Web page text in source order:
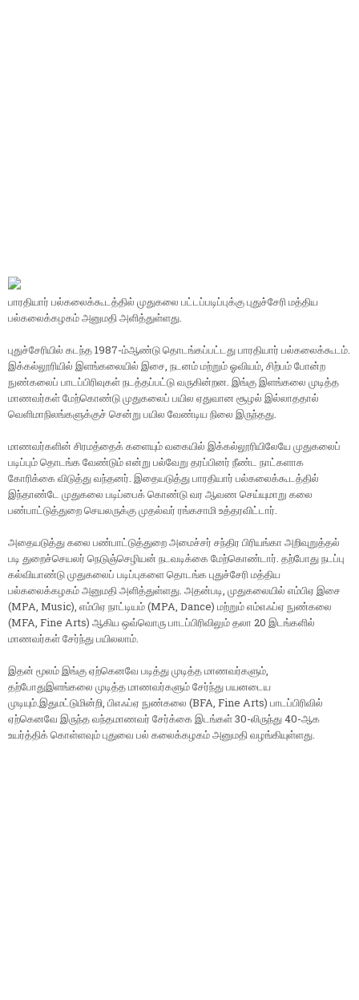
பாரதியார் பல்கலைக்கூடத்தில் முதுகலை பட்டப்படிப்புக்கு புதுச்சேரி மத்திய
பல்கலைக்கழகம் அனுமதி அளித்துள்ளது.
புதுச்சேரியில் கடந்த 1987-ம்ஆண்டு தொடங்கப்பட்டது பாரதியார் பல்கலைக்கூடம்.
இக்கல்லூரியில் இளங்கலையில் இசை, நடனம் மற்றும் ஓவியம், சிற்பம் போன்ற
நுண்கலைப் பாடப்பிரிவுகள் நடத்தப்பட்டு வருகின்றன. இங்கு இளங்கலை முடித்த
மாணவர்கள் மேற்கொண்டு முதுகலைப் பயில ஏதுவான சூழல் இல்லாததால்
வெளிமாநிலங்களுக்குச் சென்று பயில வேண்டிய நிலை இருந்தது.
மாணவர்களின் சிரமத்தைக் களையும் வகையில் இக்கல்லூரியிலேயே முதுகலைப்
படிப்பும் தொடங்க வேண்டும் என்று பல்வேறு தரப்பினர் நீண்ட நாட்களாக
கோரிக்கை விடுத்து வந்தனர். இதையடுத்து பாரதியார் பல்கலைக்கூடத்தில்
இந்தாண்டே முதுகலை படிப்பைக் கொண்டு வர ஆவண செய்யுமாறு கலை
பண்பாட்டுத்துறை செயலருக்கு முதல்வர் ரங்கசாமி உத்தரவிட்டார்.
அதையடுத்து கலை பண்பாட்டுத்துறை அமைச்சர் சந்திர பிரியங்கா அறிவுறுத்தல்
படி துறைச்செயலர் நெடுஞ்செழியன் நடவடிக்கை மேற்கொண்டார். தற்போது நடப்பு
கல்வியாண்டு முதுகலைப் படிப்புகளை தொடங்க புதுச்சேரி மத்திய
பல்கலைக்கழகம் அனுமதி அளித்துள்ளது. அதன்படி, முதுகலையில் எம்பிஏ இசை
(MPA, Music), எம்பிஏ நாட்டியம் (MPA, Dance) மற்றும் எம்எஃப்ஏ நுண்கலை
(MFA, Fine Arts) ஆகிய ஒவ்வொரு பாடப்பிரிவிலும் தலா 20 இடங்களில்
மாணவர்கள் சேர்ந்து பயிலலாம்.
இதன் மூலம் இங்கு ஏற்கெனவே படித்து முடித்த மாணவர்களும்,
தற்போதுஇளங்கலை முடித்த மாணவர்களும் சேர்ந்து பயனடைய
முடியும்.இதுமட்டுமின்றி, பிஎஃப்ஏ நுண்கலை (BFA, Fine Arts) பாடப்பிரிவில்
ஏற்கெனவே இருந்த வந்தமாணவர் சேர்க்கை இடங்கள் 30-லிருந்து 40-ஆக
உயர்த்திக் கொள்ளவும் புதுவை பல் கலைக்கழகம் அனுமதி வழங்கியுள்ளது.